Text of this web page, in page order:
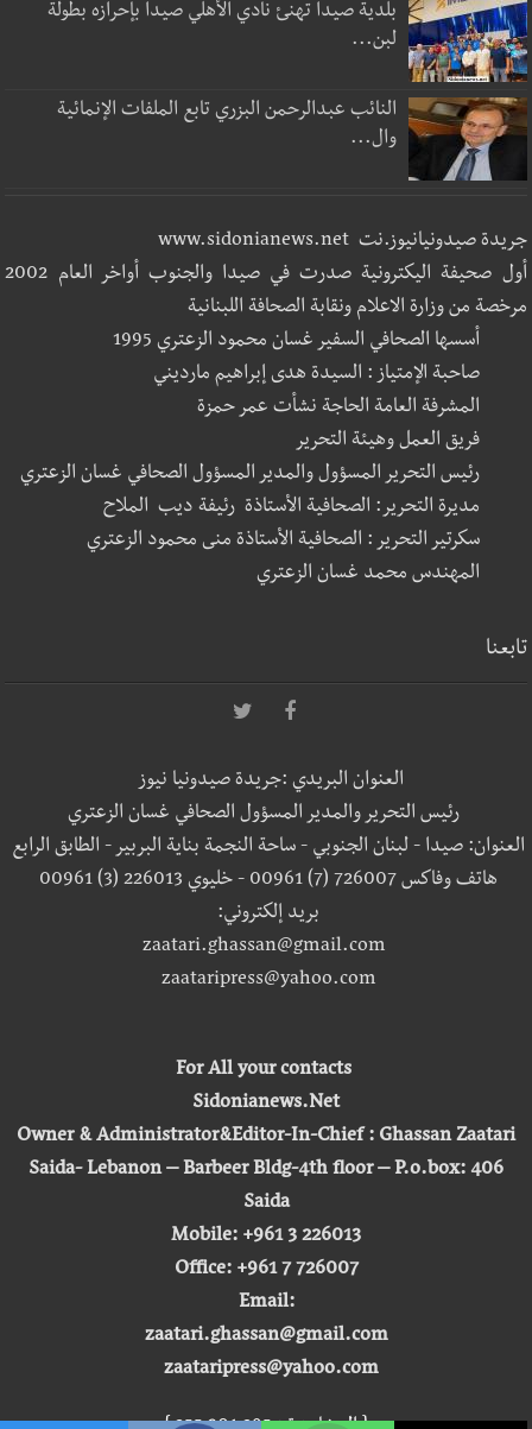
بلدية صيدا تهنئ نادي الأهلي صيدا بإحرازه بطولة
لبن...
النائب عبدالرحمن البزري تابع الملفات الإنمائية
وال...
جريدة صيدونيانيوز.نت www.sidonianews.net
أول صحيفة اليكترونية صدرت في صيدا والجنوب أواخر العام 2002
مرخصة من وزارة الاعلام ونقابة الصحافة اللبنانية
أسسها الصحافي السفير غسان محمود الزعتري 1995
صاحبة الإمتياز : السيدة هدى إبراهيم مارديني
المشرفة العامة الحاجة نشأت عمر حمزة
فريق العمل وهيئة التحرير
رئيس التحرير المسؤول والمدير المسؤول الصحافي غسان الزعتري
مديرة التحرير: الصحافية الأستاذة رئيفة ديب الملاح
سكرتير التحرير : الصحافية الأستاذة منى محمود الزعتري
المهندس محمد غسان الزعتري
تابعنا
العنوان البريدي :جريدة صيدونيا نيوز
رئيس التحرير والمدير المسؤول الصحافي غسان الزعتري
العنوان: صيدا - لبنان الجنوبي - ساحة النجمة بناية البربير - الطابق الرابع
هاتف وفاكس 726007 (7) 00961 - خليوي 226013 (3) 00961
بريد إلكتروني:
zaatari.ghassan@gmail.com
zaataripress@yahoo.com
For All your contacts
Sidonianews.Net
Owner & Administrator&Editor-In-Chief : Ghassan Zaatari
Saida- Lebanon – Barbeer Bldg-4th floor – P.o.box: 406
Saida
Mobile: +961 3 226013
Office: +961 7 726007
Email:
zaatari.ghassan@gmail.com
zaataripress@yahoo.com